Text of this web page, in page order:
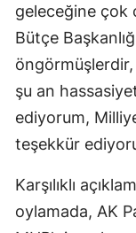
geleceğine çok
Bütçe
şu an
ediyorum,
teşekkür
Karşılıklı
oylamada, AK